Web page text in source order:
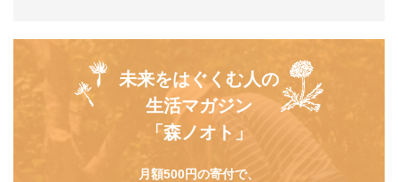
未来をはぐくむ人の
生活マガジン
「森ノオト」
月額500円の寄付で、